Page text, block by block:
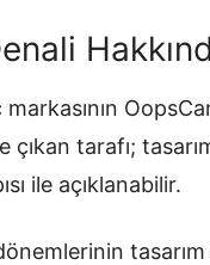
markasının
çıkan tarafı;
ile açıklanabilir.
tasarım